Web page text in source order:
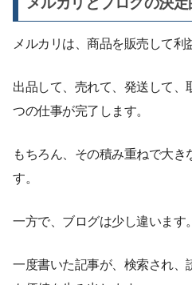
メルカリは、商品を販売して利
出品して、売れて、発送して、
つの仕事が完了します。
もちろん、その積み重ねで大き
す。
一方で、ブログは少し違います。
一度書いた記事が、検索され、